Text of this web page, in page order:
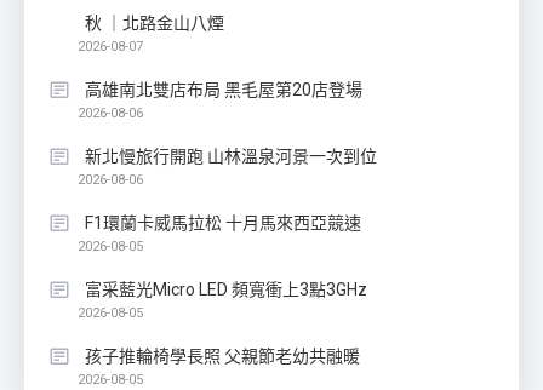
秋 ｜北路金山八煙
2026-08-07
高雄南北雙店布局 黑毛屋第20店登場
2026-08-06
新北慢旅行開跑 山林溫泉河景一次到位
2026-08-06
F1環蘭卡威馬拉松 十月馬來西亞競速
2026-08-05
富采藍光Micro LED 頻寬衝上3點3GHz
2026-08-05
孩子推輪椅學長照 父親節老幼共融暖
2026-08-05